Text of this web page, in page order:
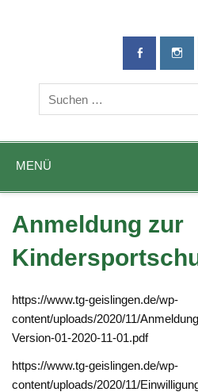
DIE Sportadresse in Geislingen!
MENÜ
Anmeldung zur
https://www.tg-geislingen.de/wp-
content/uploads/2020/11/
Version-01-2020-11-01.pdf
https://www.tg-geislingen.de/wp-
content/uploads/2020/11/